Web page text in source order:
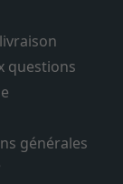
questions
générales